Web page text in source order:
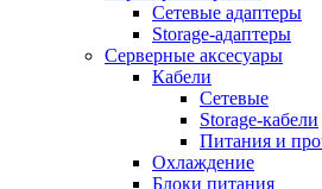
Сетевые адаптеры
Storage-адаптеры
Серверные аксесуары
Кабели
Сетевые
Storage-кабели
Питания и
Охлаждение
Блоки питания